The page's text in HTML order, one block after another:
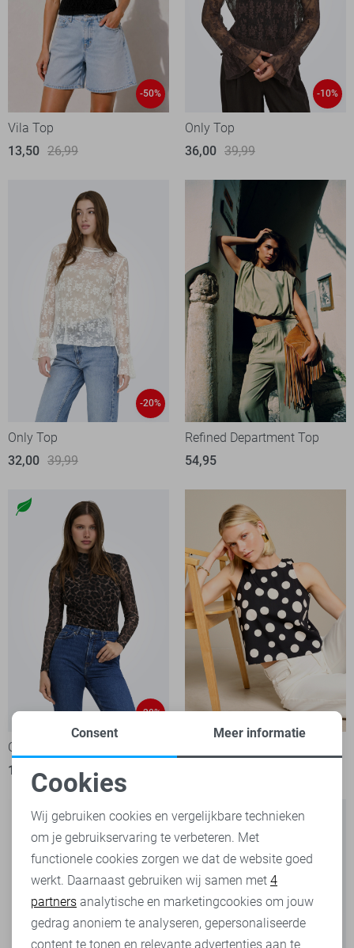
-50%
Vila Top
13,50 26,99
-10%
Only Top
36,00 39,99
-20%
Only Top
32,00 39,99
Refined Department Top
54,95
-20%
Only Top
19,95
Noodzakelijke cookies
Personalisatie cookies
Analytische cookies
Marketing cookies
Consent Meer informatie
Cookies
Wij gebruiken cookies en vergelijkbare technieken
om je gebruikservaring te verbeteren. Met
functionele cookies zorgen we dat de website goed
werkt. Daarnaast gebruiken wij samen met 4
partners analytische en marketingcookies om jouw
gedrag anoniem te analyseren, gepersonaliseerde
content te tonen en relevante advertenties aan te